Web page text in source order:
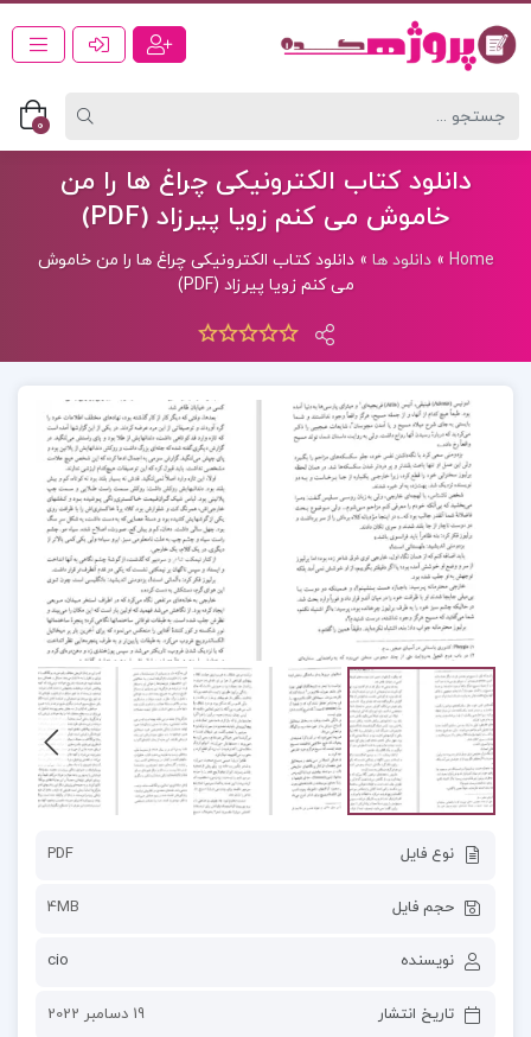
0
دانلود کتاب الکترونیکی چراغ ها را من
خاموش می کنم زویا پیرزاد (PDF)
Home
»دانلود ها »دانلود کتاب الکترونیکی چراغ ها را من خاموش
می کنم زویا پیرزاد (PDF)
نوع فایل PDF
حجم فایل 4MB
نویسنده cio
تاریخ انتشار 19 دسامبر 2022